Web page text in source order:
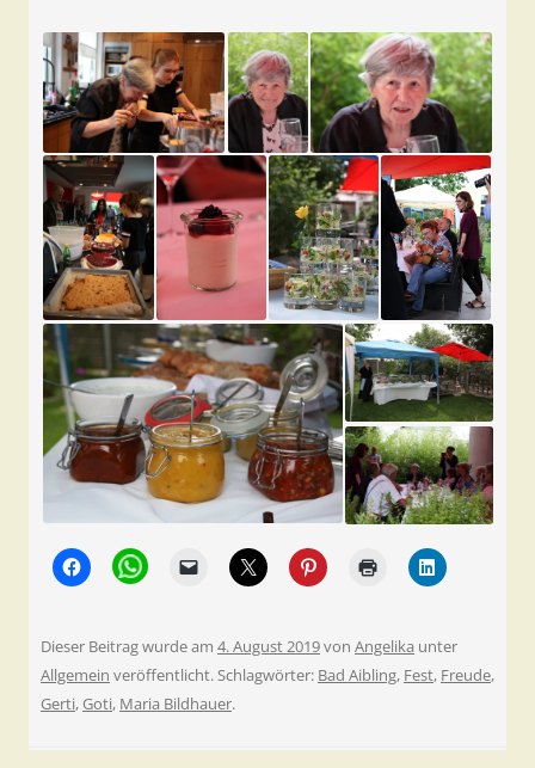
Dieser Beitrag wurde am 4. August 2019von Angelika unter
Allgemein veröffentlicht. Schlagwörter: Bad Aibling, Fest, Freude,
Gerti, Goti, Maria Bildhauer.